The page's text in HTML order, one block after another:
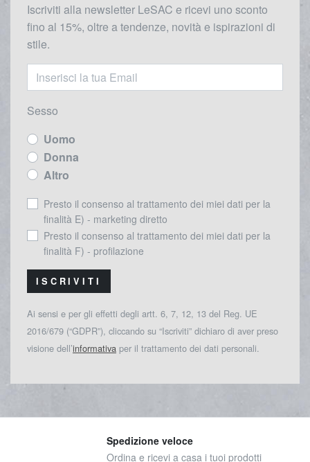
Iscriviti alla newsletter LeSAC e ricevi uno sconto
fino al 15%, oltre a tendenze, novità e ispirazioni di
stile.
Sesso
Uomo
Donna
Altro
Presto il consenso al trattamento dei miei dati per la
finalità E) - marketing diretto
Presto il consenso al trattamento dei miei dati per la
finalità F) - profilazione
ISCRIVITI
Ai sensi e per gli effetti degli artt. 6, 7, 12, 13 del Reg. UE
2016/679 (“GDPR”), cliccando su “Iscriviti” dichiaro di aver preso
visione dell’informativa per il trattamento dei dati personali.
Spedizione veloce
Ordina e ricevi a casa i tuoi prodotti